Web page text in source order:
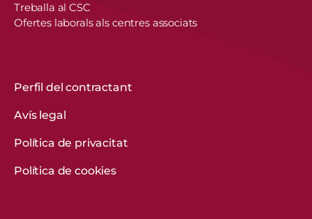
de Catalunya fa servir cookies pròpies i de
tercers per recordar les vostres preferències,
Obtenir més informació
Treballa al CSC
Ofertes laborals als centres associats
Perfil del contractant
Avís legal
Política de privacitat
Política de cookies